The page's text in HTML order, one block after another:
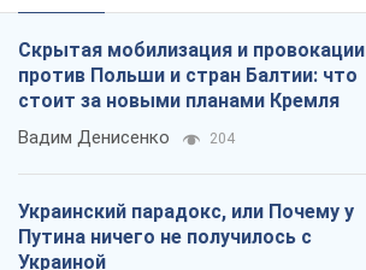
Скрытая мобилизация и провокации
против Польши и стран Балтии: что
стоит за новыми планами Кремля
Вадим Денисенко 204
Украинский парадокс, или Почему у
Путина ничего не получилось с
Украиной